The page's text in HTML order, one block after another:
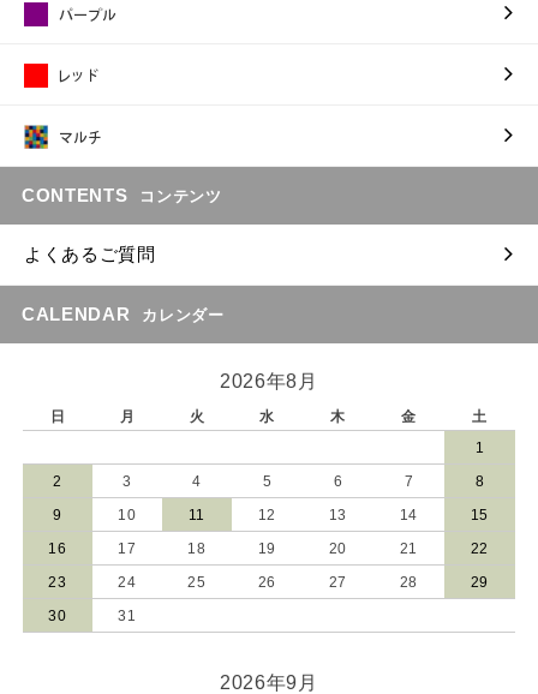
CONTENTS コンテンツ
よくあるご質問
CALENDAR カレンダー
2026年8月
日 月 火 水 木 金
土
1
2 3 4 5 6 7 8
9 10 11 12 13 14 15
16 17 18 19 20 21 22
23 24 25 26 27 28 29
30 31
2026年9月